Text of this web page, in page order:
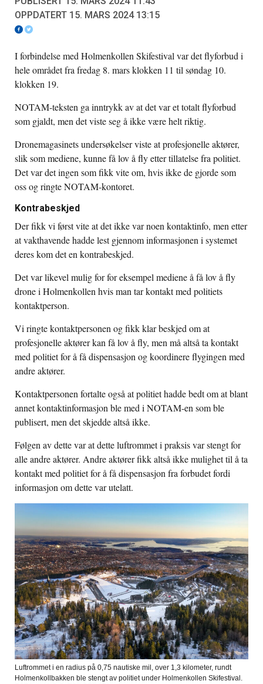
OPPDATERT 15. MARS 2024 13:15
I forbindelse med Holmenkollen Skifestival var det flyforbud i
hele området fra fredag 8. mars klokken 11 til søndag 10.
klokken 19.
​​NOTAM-teksten ga inntrykk av at det var et totalt flyforbud
som gjaldt, men det viste seg å ikke være helt riktig.
Dronemagasinets undersøkelser viste at profesjonelle aktører,
slik som mediene, kunne få lov å fly etter tillatelse fra politiet.
Det var det ingen som fikk vite om, hvis ikke de gjorde som
oss og ringte NOTAM-kontoret.
Kontrabeskjed
Der fikk vi først vite at det ikke var noen kontaktinfo, men etter
at vakthavende hadde lest gjennom informasjonen i systemet
deres kom det en kontrabeskjed.
Det var likevel mulig for for eksempel mediene å få lov å fly
drone i Holmenkollen hvis man tar kontakt med politiets
kontaktperson.
Vi ringte kontaktpersonen og fikk klar beskjed om at
profesjonelle aktører kan få lov å fly, men må altså ta kontakt
med politiet for å få dispensasjon og koordinere flygingen med
andre aktører.
Kontaktpersonen fortalte også at politiet hadde bedt om at blant
annet kontaktinformasjon ble med i NOTAM-en som ble
publisert, men det skjedde altså ikke.
Følgen av dette var at dette luftrommet i praksis var stengt for
alle andre aktører. Andre aktører fikk altså ikke mulighet til å ta
kontakt med politiet for å få dispensasjon fra forbudet fordi
informasjon om dette var utelatt.
Luftrommet i en radius på 0,75 nautiske mil, over 1,3 kilometer, rundt
Holmenkollbakken ble stengt av politiet under Holmenkollen Skifestival.